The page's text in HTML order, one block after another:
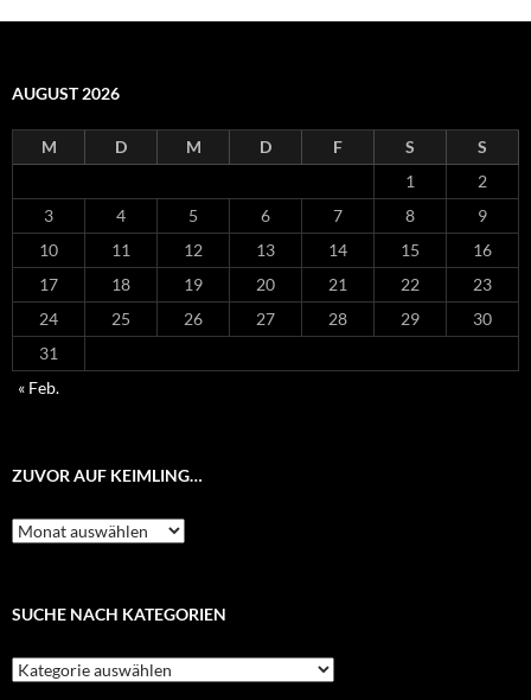
AUGUST 2026
M D M D F S
S
1
2
3
4 5 6 7 8
9
10
11 12 13 14 15
16
17
18 19 20 21 22
23
24
25 26 27 28 29
30
31
« Feb.
ZUVOR AUF KEIMLING…
Zuvor
auf
SUCHE NACH KATEGORIEN
Suche
nach